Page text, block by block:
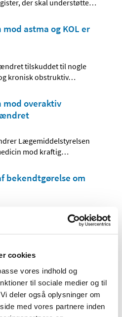
cookies
vores indhold og
til sociale medier og til
deler også oplysninger om
med vores partnere inden
der skal understøtte…
astma og KOL er
tilskuddet til nogle
kronisk obstruktiv…
overaktiv
Lægemiddelstyrelsen
mod kraftig…
bekendtgørelse om
til at håndtere
stoffer føjet til
Godthåb
Godthåb er ledig pr. 1.
er beliggende i